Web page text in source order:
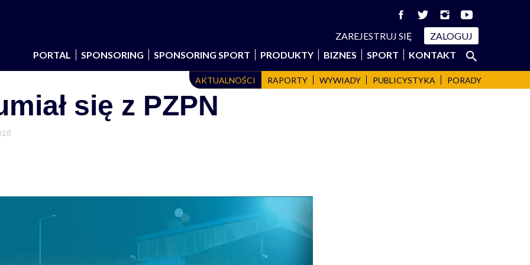
ZAREJESTRUJ SIĘ
ZALOGUJ
PORTAL
SPONSORING SPONSORING SPORT PRODUKTY BIZNES SPORT KONTAKT Szukaj:
SZUKAJ
AKTUALNOŚCI RAPORTY WYWIADY PUBLICYSTYKA PORADY
się z PZPN